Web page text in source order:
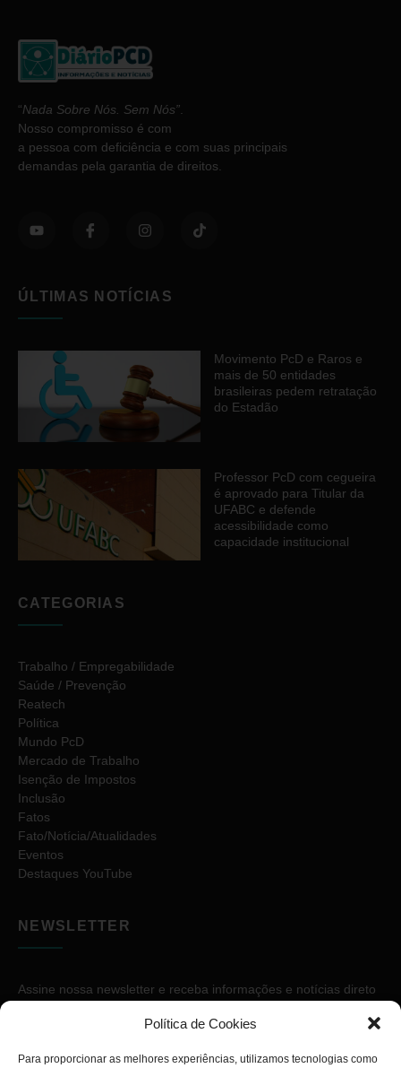
Política de Cookies
Para proporcionar as melhores experiências, utilizamos tecnologias como
“Nada Sobre Nós. Sem Nós”
Nosso compromisso é com
a pessoa com deficiência e com suas principais
demandas pela garantia de direitos.
ÚLTIMAS NOTÍCIAS
Movimento PcD e Raros e
mais de 50 entidades
brasileiras pedem retratação
do Estadão
Professor PcD com cegueira
é aprovado para Titular da
UFABC e defende
acessibilidade como
capacidade institucional
CATEGORIAS
Trabalho / Empregabilidade
Saúde / Prevenção
Reatech
Política
Mundo PcD
Mercado de Trabalho
Isenção de Impostos
Inclusão
Fatos
Fato/Notícia/Atualidades
Eventos
Destaques YouTube
NEWSLETTER
Assine nossa newsletter e receba informações e notícias direto